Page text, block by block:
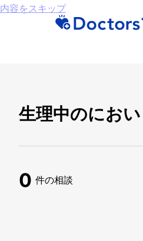
内容をスキップ
生理中のにお
0 件の相談